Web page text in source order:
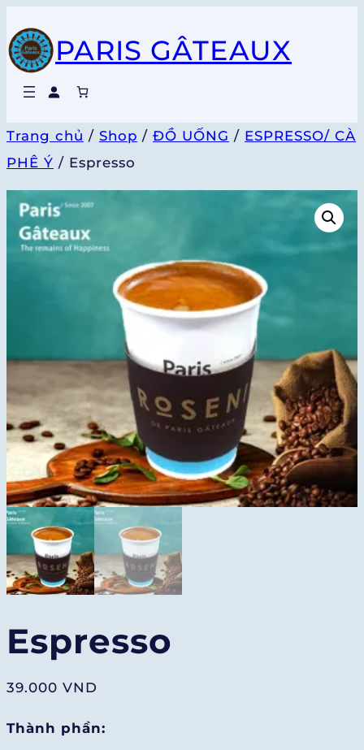
đến
phần
nội
PARIS GÂTEAUX
Trang chủ / Shop / ĐỒ UỐNG / ESPRESSO/ CÀ
PHÊ Ý / Espresso
Espresso
39.000 VND
Thành phần: